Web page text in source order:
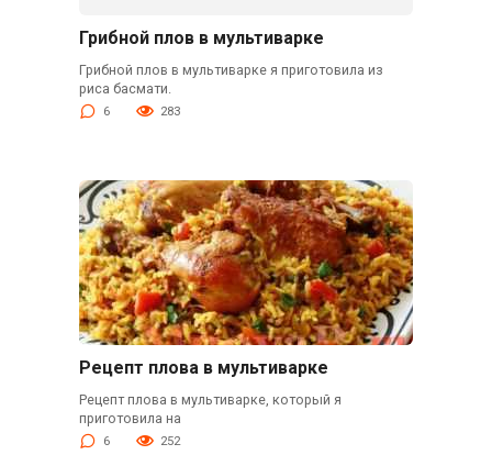
Грибной плов в мультиварке
Грибной плов в мультиварке я приготовила из
риса басмати.
6 283
Рецепт плова в мультиварке
Рецепт плова в мультиварке, который я
приготовила на
6 252